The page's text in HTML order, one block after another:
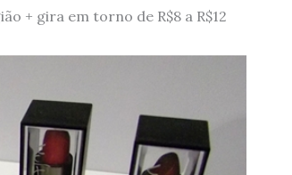
+ gira em torno de R$8 a R$12